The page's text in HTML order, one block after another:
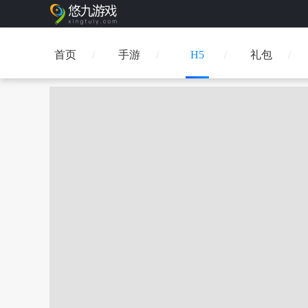
首页 手游 H5 礼包